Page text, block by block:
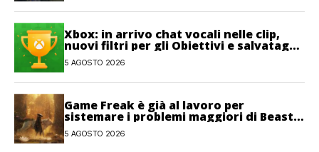
Xbox: in arrivo chat vocali nelle clip,
nuovi filtri per gli Obiettivi e salvataggi
cloud recuperabili
5 AGOSTO 2026
Game Freak è già al lavoro per
sistemare i problemi maggiori di Beast
of Reincarnation
5 AGOSTO 2026